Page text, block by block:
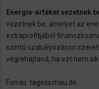
Energia-árféket vezetnek
vezetnek be, amelyet az
extraprofitjából
szintű szabályozáson
végrehajtaná, ha ezt nem
Forrás: tagesschau.de